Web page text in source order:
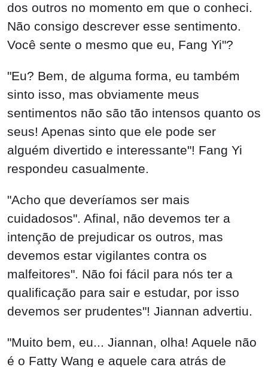
dos outros no momento em que o conheci.
Não consigo descrever esse sentimento.
Você sente o mesmo que eu, Fang Yi"?
"Eu? Bem, de alguma forma, eu também
sinto isso, mas obviamente meus
sentimentos não são tão intensos quanto os
seus! Apenas sinto que ele pode ser
alguém divertido e interessante"! Fang Yi
respondeu casualmente.
"Acho que deveríamos ser mais
cuidadosos". Afinal, não devemos ter a
intenção de prejudicar os outros, mas
devemos estar vigilantes contra os
malfeitores". Não foi fácil para nós ter a
qualificação para sair e estudar, por isso
devemos ser prudentes"! Jiannan advertiu.
"Muito bem, eu... Jiannan, olha! Aquele não
é o Fatty Wang e aquele cara atrás de